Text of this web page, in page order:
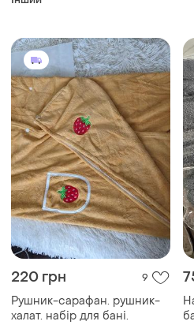
220 грн 9
Рушник-сарафан. рушник-
халат. набір для бані.